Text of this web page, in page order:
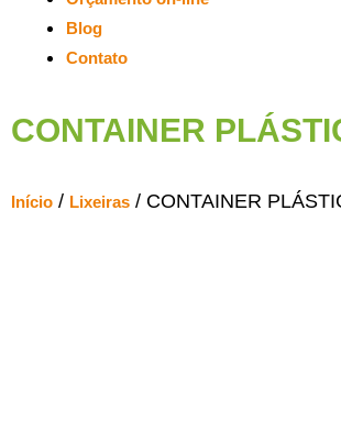
Blog
Contato
CONTAINER
Início / Lixeiras / CONTAINER